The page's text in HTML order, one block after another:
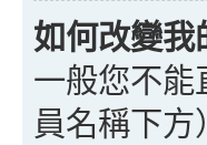
如何改變我
一般您不能
員名稱下